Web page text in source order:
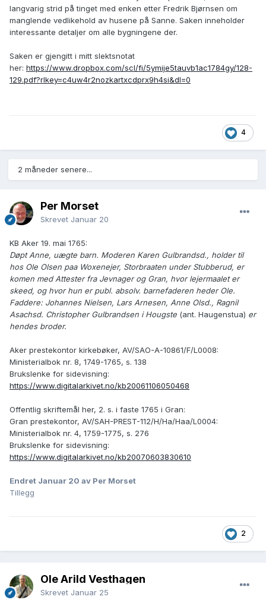
langvarig strid på tinget med enken etter Fredrik Bjørnsen om
manglende vedlikehold av husene på Sanne. Saken inneholder
interessante detaljer om alle bygningene der.
Saken er gjengitt i mitt slektsnotat
her: https://www.dropbox.com/scl/fi/5ymije5tauvb1ac1784gy/128-
129.pdf?rlkey=c4uw4r2nozkartxcdprx9h4si&dl=0
4
2 måneder senere...
Per Morset
Skrevet Januar 20
KB Aker 19. mai 1765:
Døpt Anne, uægte barn. Moderen Karen Gulbrandsd., holder til
hos Ole Olsen paa Woxenejer, Storbraaten under Stubberud, er
komen med Attester fra Jevnager og Gran, hvor lejermaalet er
skeed, og hvor hun er publ. absolv. barnefaderen heder Ole.
Faddere: Johannes Nielsen, Lars Arnesen, Anne Olsd., Ragnil
Asachsd. Christopher Gulbrandsen i Hougste (ant. Haugenstua) er
hendes broder.
Aker prestekontor kirkebøker, AV/SAO-A-10861/F/L0008:
Ministerialbok nr. 8, 1749-1765, s. 138
Brukslenke for sidevisning:
https://www.digitalarkivet.no/kb20061106050468
Offentlig skriftemål her, 2. s. i faste 1765 i Gran:
Gran prestekontor, AV/SAH-PREST-112/H/Ha/Haa/L0004:
Ministerialbok nr. 4, 1759-1775, s. 276
Brukslenke for sidevisning:
https://www.digitalarkivet.no/kb20070603830610
Endret Januar 20 av Per Morset
Tillegg
2
Ole Arild Vesthagen
Skrevet Januar 25